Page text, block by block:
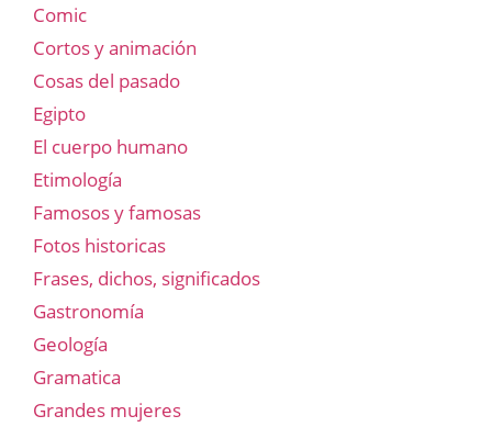
Comic
Cortos y animación
Cosas del pasado
Egipto
El cuerpo humano
Etimología
Famosos y famosas
Fotos historicas
Frases, dichos, significados
Gastronomía
Geología
Gramatica
Grandes mujeres